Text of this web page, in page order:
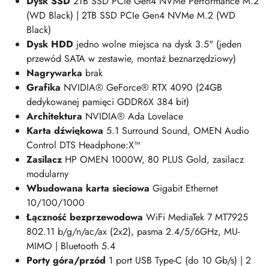
(WD Black) | 2TB SSD PCIe Gen4 NVMe M.2 (WD
Black)
Dysk HDD jedno wolne miejsca na dysk 3.5" (jeden
przewód SATA w zestawie, montaż beznarzędziowy)
Nagrywarka brak
Grafika NVIDIA® GeForce® RTX 4090 (24GB
dedykowanej pamięci GDDR6X 384 bit)
Architektura NVIDIA® Ada Lovelace
Karta dźwiękowa 5.1 Surround Sound, OMEN Audio
Control DTS Headphone:X™
Zasilacz HP OMEN 1000W, 80 PLUS Gold, zasilacz
modularny
Wbudowana karta sieciowa Gigabit Ethernet
10/100/1000
Łączność bezprzewodowa WiFi MediaTek 7 MT7925
802.11 b/g/n/ac/ax (2x2), pasma 2.4/5/6GHz, MU-
MIMO | Bluetooth 5.4
Porty góra/przód 1 port USB Type-C (do 10 Gb/s) | 2